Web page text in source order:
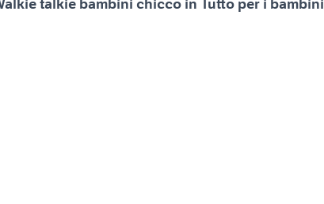
talkie bambini chicco in Tutto per i bambini